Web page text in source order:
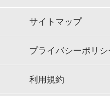
サイトマップ
プライバシーポリシ
利用規約